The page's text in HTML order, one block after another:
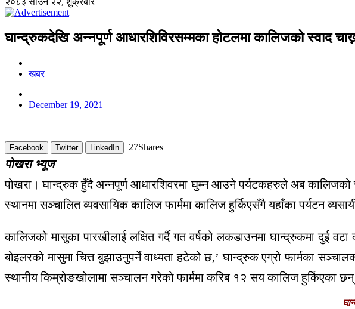
घान्द्रुकदेखि अन्नपूर्ण आधारशिविरसम्मका होटलमा कालिजको स्वाद
खबर
December 19, 2021
Facebook Twitter LinkedIn 27Shares
पोखरा भ्यूज
पोखरा। घान्द्रुक हुँदै अन्नपूर्ण आधारशिवरमा घुम्न आउने पर्यटकहरुले अब कालिजको
स्थानमा सञ्चालित व्यवसायिक कालिज फार्ममा कालिज हुर्किएसँगै यहाँका पर्यटन
कालिजको मासुका पारखीलाई लक्षित गर्दै गत वर्षको लकडाउनमा घान्द्रुकमा दुई
बोइलरको मासुमा चित्त बुझाउनुपर्ने वाध्यता हटेको छ,’ घान्द्रुक एग्रो फार्मका
स्थानीय किम्रोङखोलामा सञ्चालन गरेको फार्ममा करिब १२ सय कालिज हुर्किएका